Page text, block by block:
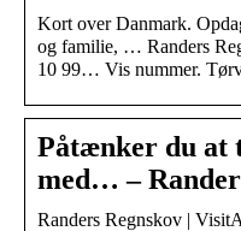
Kort over Danmark.
og familie, … Randers
10 99… Vis nummer.
Påtænker du at
med… –
Randers Regnskov |